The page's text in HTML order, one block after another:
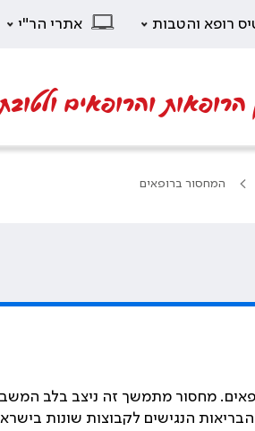
רופא והטבות אתרי הר"י
הרופאות והרופאים
המחסור ברופאים
מחסור מתמשך זה ניצב בלב
הנגישים לקבוצות שונות